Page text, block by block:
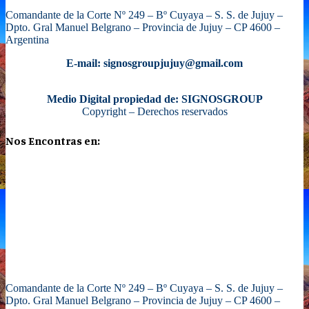
Comandante de la Corte Nº 249 – Bº Cuyaya – S. S. de Jujuy –
Dpto. Gral Manuel Belgrano – Provincia de Jujuy – CP 4600 –
Argentina
E-mail: signosgroupjujuy@gmail.com
Medio Digital propiedad de: SIGNOSGROUP
Copyright – Derechos reservados
Nos Encontras en:
Comandante de la Corte Nº 249 – Bº Cuyaya – S. S. de Jujuy –
Dpto. Gral Manuel Belgrano – Provincia de Jujuy – CP 4600 –